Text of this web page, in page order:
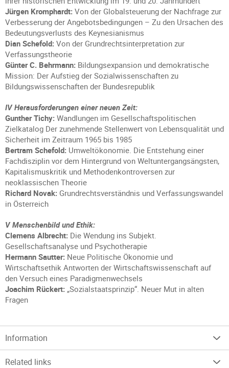
Jürgen Kromphardt: Von der Globalsteuerung der Nachfrage zur
Verbesserung der Angebotsbedingungen – Zu den Ursachen des
Bedeutungsverlusts des Keynesianismus
Dian Schefold: Von der Grundrechtsinterpretation zur
Verfassungstheorie
Günter C. Behrmann: Bildungsexpansion und demokratische
Mission: Der Aufstieg der Sozialwissenschaften zu
Bildungswissenschaften der Bundesrepublik
IV Herausforderungen einer neuen Zeit:
Gunther Tichy: Wandlungen im Gesellschaftspolitischen
Zielkatalog Der zunehmende Stellenwert von Lebensqualität und
Sicherheit im Zeitraum 1965 bis 1985
Bertram Schefold: Umweltökonomie. Die Entstehung einer
Fachdisziplin vor dem Hintergrund von Weltuntergangsängsten,
Kapitalismuskritik und Methodenkontroversen zur
neoklassischen Theorie
Richard Novak: Grundrechtsverständnis und Verfassungswandel
in Österreich
V Menschenbild und Ethik:
Clemens Albrecht: Die Wendung ins Subjekt.
Gesellschaftsanalyse und Psychotherapie
Hermann Sautter: Neue Politische Ökonomie und
Wirtschaftsethik Antworten der Wirtschaftswissenschaft auf
den Versuch eines Paradigmenwechsels
Joachim Rückert: „Sozialstaatsprinzip“. Neuer Mut in alten
Fragen
Information
Related links